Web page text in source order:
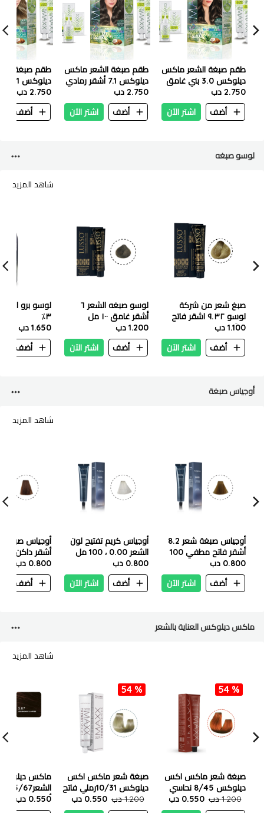
طقم صبغة الشعر ماكس
ديلوكس 3.0 بني غامق
2.750 دب
أضف
اشتر الآن
طقم صبغة الشعر ماكس
ديلوكس 7.1 أشقر رمادي
2.750 دب
أضف
اشتر الآن
طقم صبغة
فاتح
2.750 دب
أضف
لوسو صبغه
شاهد المزيد
صبغ شعر من شركة
لوسو ٩.٣٢ اشقر فاتح
جدآ بيج ١٠٠ ملي
1.100 دب
أضف
اشتر الآن
لوسو صبغه الشعر ٦
أشقر غامق ١٠٠ مل
1.200 دب
أضف
اشتر الآن
٣٪
1.650 دب
أضف
أوجياس صبغة
شاهد المزيد
أوجياس صبغة شعر 8.2
أشقر فاتح مطفي 100
مل
0.800 دب
أضف
اشتر الآن
أوجياس كريم تفتيح لون
الشعر 0.00 ، 100 مل
0.800 دب
أضف
اشتر الآن
أشقر داكن
100 مل
0.800 دب
أضف
ماكس ديلوكس العناية بالشعر
شاهد المزيد
54 %
صبغة شعر ماكس اكس
ديلوكس 8/45 نحاسي
القرفة 100 مل
1.200 دب
0.550 دب
54 %
صبغة شعر ماكس اكس
ديلوكس 10/31رملي فاتح
بيج 100 مل
1.200 دب
0.550 دب
ماكس
أسطورية ١٠٠مل
0.550 دب